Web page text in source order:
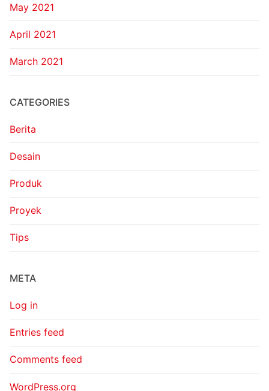
May 2021
April 2021
March 2021
CATEGORIES
Berita
Desain
Produk
Proyek
Tips
META
Log in
Entries feed
Comments feed
WordPress.org